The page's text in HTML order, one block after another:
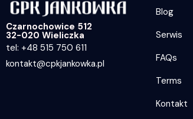
Czarnochowice 512
32-020 Wieliczka
tel: +48 515 750 611
kontakt@cpkjankowka.pl
Blog
Serwis
FAQs
Terms
Kontakt